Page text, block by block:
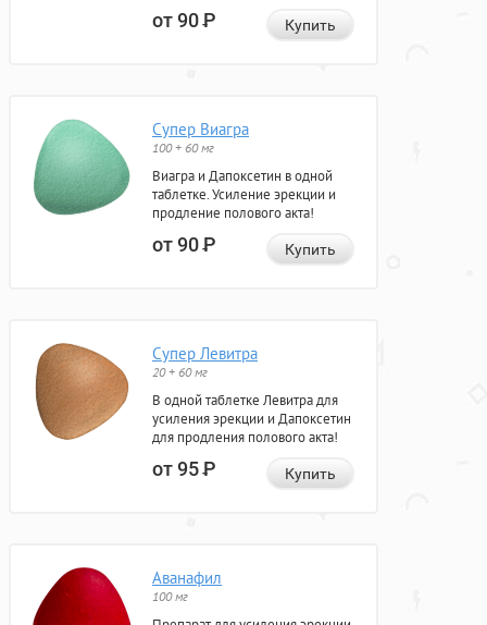
от 90Р Купить
Супер Виагра
100 + 60 мг
Виагра и Дапоксетин в одной
таблетке. Усиление эрекции и
продление полового акта!
от 90Р Купить
Супер Левитра
20 + 60 мг
В одной таблетке Левитра для
усиления эрекции и Дапоксетин
для продления полового акта!
от 95Р Купить
Аванафил
100 мг